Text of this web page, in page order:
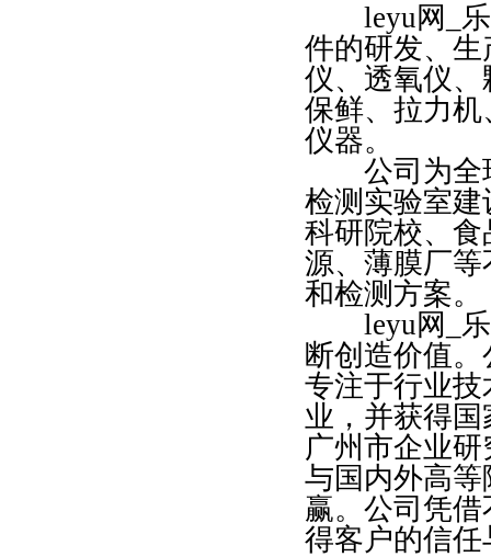
leyu网_乐
件的研发、
仪、透氧仪
保鲜、拉力
仪器。
公司为全球
检测实验室
科研院校、
源、薄膜厂
和检测方案。
leyu网_乐
断创造价值
专注于行业技
业，并获得
广州市企业
与国内外高
赢。公司凭
得客户的信任